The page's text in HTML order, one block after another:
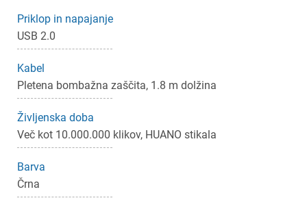
Priklop in napajanje
USB 2.0
Kabel
Pletena bombažna zaščita, 1.8 m dolžina
Življenska doba
Več kot 10.000.000 klikov, HUANO stikala
Barva
Črna
Prekliči